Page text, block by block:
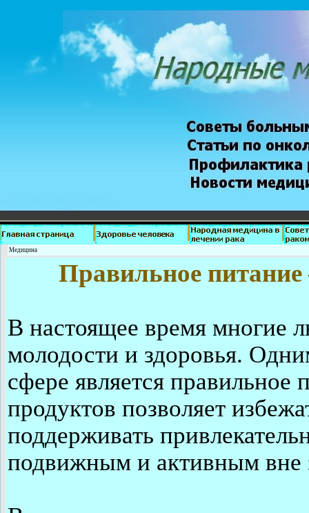
Медицина
Правильное
В настоящее время многие
молодости и здоровья.
сфере является
продуктов позволяет
поддерживать
подвижным и активным вне